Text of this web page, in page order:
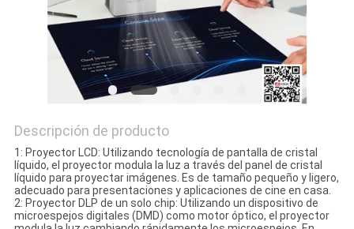
MAPA
POLÍTICA
DE
PRIVACIDAD
Descripción de producto
1: Proyector LCD: Utilizando tecnología de pantalla de cristal
líquido, el proyector modula la luz a través del panel de cristal
líquido para proyectar imágenes. Es de tamaño pequeño y ligero,
adecuado para presentaciones y aplicaciones de cine en casa.
2: Proyector DLP de un solo chip: Utilizando un dispositivo de
microespejos digitales (DMD) como motor óptico, el proyector